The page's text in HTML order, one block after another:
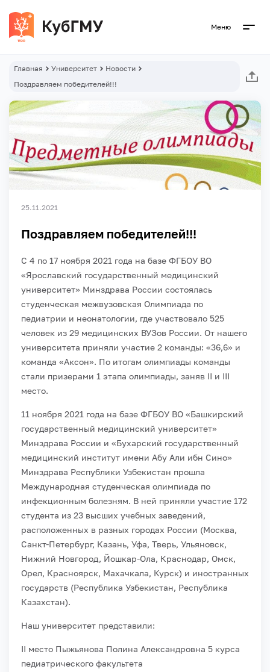
Меню
Главная Университет
Новости
Поздравляем победителей!!!
25.11.2021
Поздравляем победителей!!!
С 4 по 17 ноября 2021 года на базе ФГБОУ ВО
«Ярославский государственный медицинский
университет» Минздрава России состоялась
студенческая межвузовская Олимпиада по
педиатрии и неонатологии, где участвовало 525
человек из 29 медицинских ВУЗов России. От нашего
университета приняли участие 2 команды: «36,6» и
команда «Аксон». По итогам олимпиады команды
стали призерами 1 этапа олимпиады, заняв II и III
место.
11 ноября 2021 года на базе ФГБОУ ВО «Башкирский
государственный медицинский университет»
Минздрава России и «Бухарский государственный
медицинский институт имени Абу Али ибн Сино»
Минздрава Республики Узбекистан прошла
Международная студенческая олимпиада по
инфекционным болезням. В ней приняли участие 172
студента из 23 высших учебных заведений,
расположенных в разных городах России (Москва,
Санкт-Петербург, Казань, Уфа, Тверь, Ульяновск,
Нижний Новгород, Йошкар-Ола, Краснодар, Омск,
Орел, Красноярск, Махачкала, Курск) и иностранных
государств (Республика Узбекистан, Республика
Казахстан).
Наш университет представили:
II место Пыжьянова Полина Александровна 5 курса
педиатрического факультета